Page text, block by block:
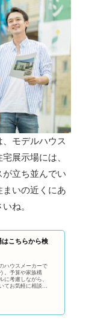
モデルハウス
展示場には、
立ち並んでい
まいの近くにあ
ね。
はこちらから検
ハウスメーカーで
。予算や家族構
に考慮しながら、
てお気軽に相談が